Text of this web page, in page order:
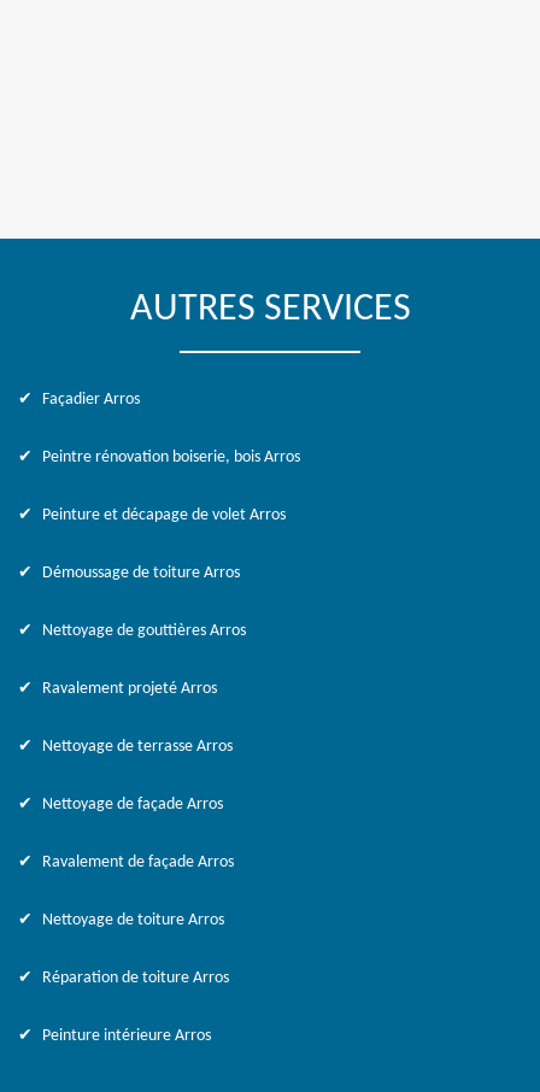
AUTRES SERVICES
Façadier Arros
Peintre rénovation boiserie, bois Arros
Peinture et décapage de volet Arros
Démoussage de toiture Arros
Nettoyage de gouttières Arros
Ravalement projeté Arros
Nettoyage de terrasse Arros
Nettoyage de façade Arros
Ravalement de façade Arros
Nettoyage de toiture Arros
Réparation de toiture Arros
Peinture intérieure Arros